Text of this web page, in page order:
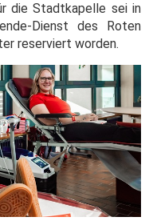
die Stadtkapelle sei in
Dienst des Roten
reserviert worden.